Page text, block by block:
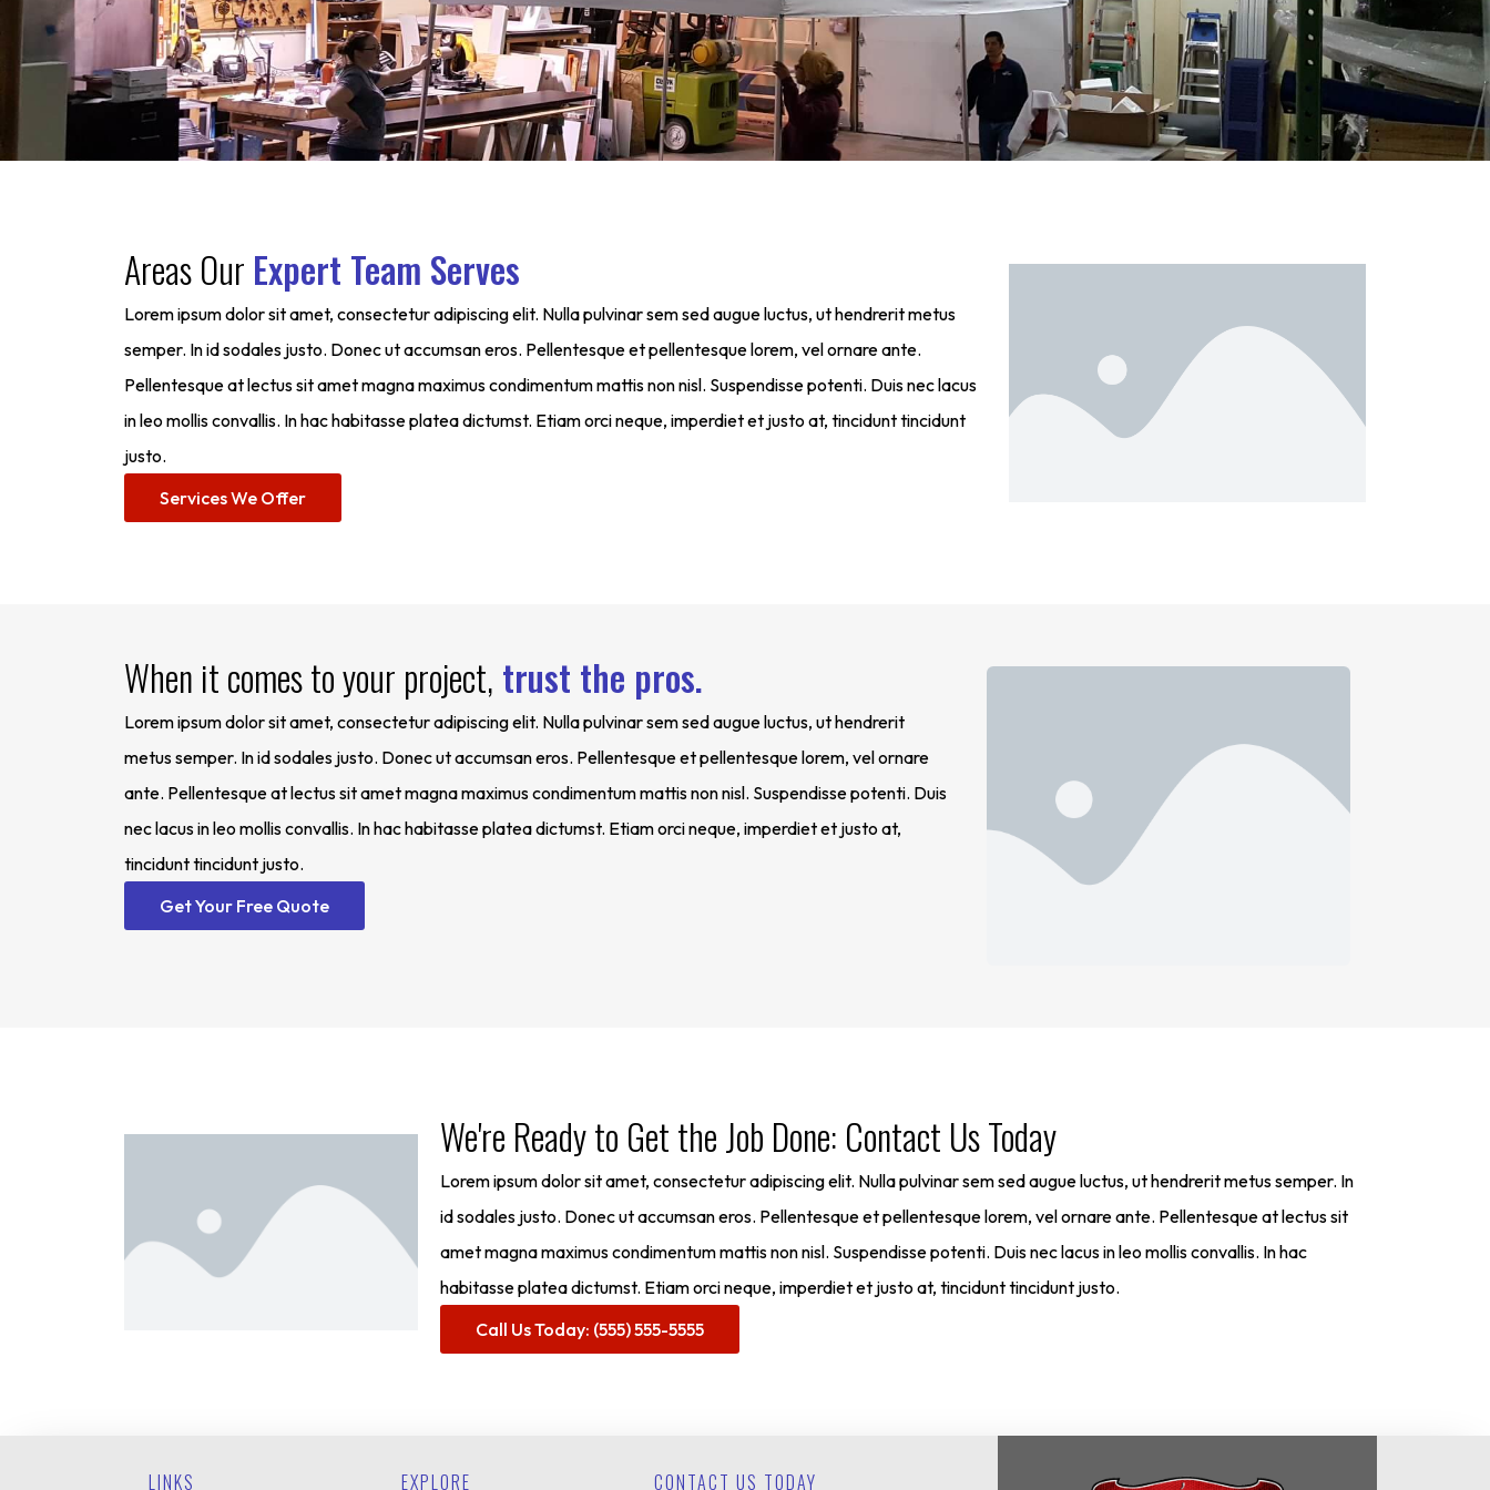
Areas Our Expert Team Serves
Lorem ipsum dolor sit amet, consectetur adipiscing elit. Nulla pulvinar sem sed augue luctus, ut hendrerit metus
semper. In id sodales justo. Donec ut accumsan eros. Pellentesque et pellentesque lorem, vel ornare ante.
Pellentesque at lectus sit amet magna maximus condimentum mattis non nisl. Suspendisse potenti. Duis nec lacus
in leo mollis convallis. In hac habitasse platea dictumst. Etiam orci neque, imperdiet et justo at, tincidunt tincidunt
justo.
Services We Offer
When it comes to your project, trust the pros.
Lorem ipsum dolor sit amet, consectetur adipiscing elit. Nulla pulvinar sem sed augue luctus, ut hendrerit
metus semper. In id sodales justo. Donec ut accumsan eros. Pellentesque et pellentesque lorem, vel ornare
ante. Pellentesque at lectus sit amet magna maximus condimentum mattis non nisl. Suspendisse potenti. Duis
nec lacus in leo mollis convallis. In hac habitasse platea dictumst. Etiam orci neque, imperdiet et justo at,
tincidunt tincidunt justo.
Get Your Free Quote
We're Ready to Get the Job Done: Contact Us Today
Lorem ipsum dolor sit amet, consectetur adipiscing elit. Nulla pulvinar sem sed augue luctus, ut hendrerit metus semper. In
id sodales justo. Donec ut accumsan eros. Pellentesque et pellentesque lorem, vel ornare ante. Pellentesque at lectus sit
amet magna maximus condimentum mattis non nisl. Suspendisse potenti. Duis nec lacus in leo mollis convallis. In hac
habitasse platea dictumst. Etiam orci neque, imperdiet et justo at, tincidunt tincidunt justo.
Call Us Today: (555) 555-5555
LINKS EXPLORE CONTACT US TODAY